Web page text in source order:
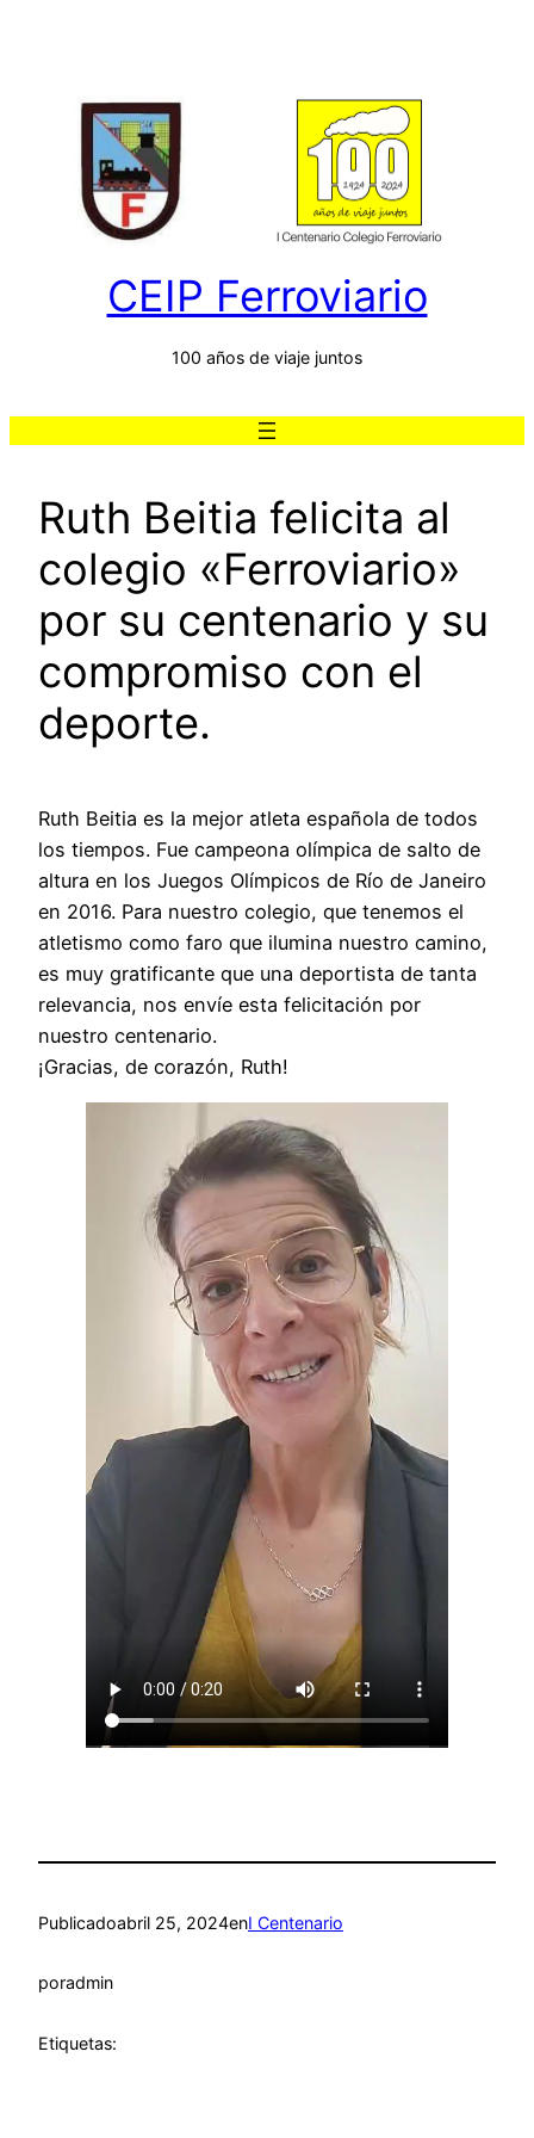
CEIP Ferroviario
100 años de viaje juntos
Ruth Beitia felicita al
colegio «Ferroviario»
por su centenario y su
compromiso con el
deporte.
Ruth Beitia es la mejor atleta española de todos
los tiempos. Fue campeona olímpica de salto de
altura en los Juegos Olímpicos de Río de Janeiro
en 2016. Para nuestro colegio, que tenemos el
atletismo como faro que ilumina nuestro camino,
es muy gratificante que una deportista de tanta
relevancia, nos envíe esta felicitación por
nuestro centenario.
¡Gracias, de corazón, Ruth!
Publicadoabril 25, 2024enI Centenario
poradmin
Etiquetas: